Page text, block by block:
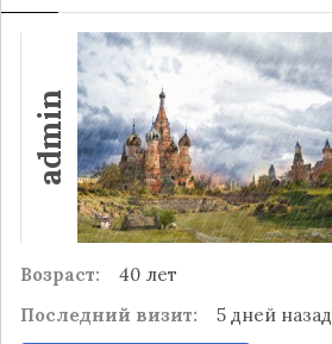
admin
Возраст:
40 лет
Последний визит:
5 дней назад